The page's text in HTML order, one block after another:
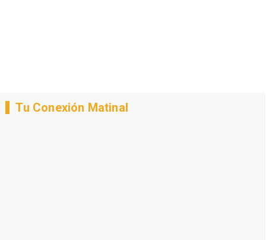
Tu Conexión Matinal